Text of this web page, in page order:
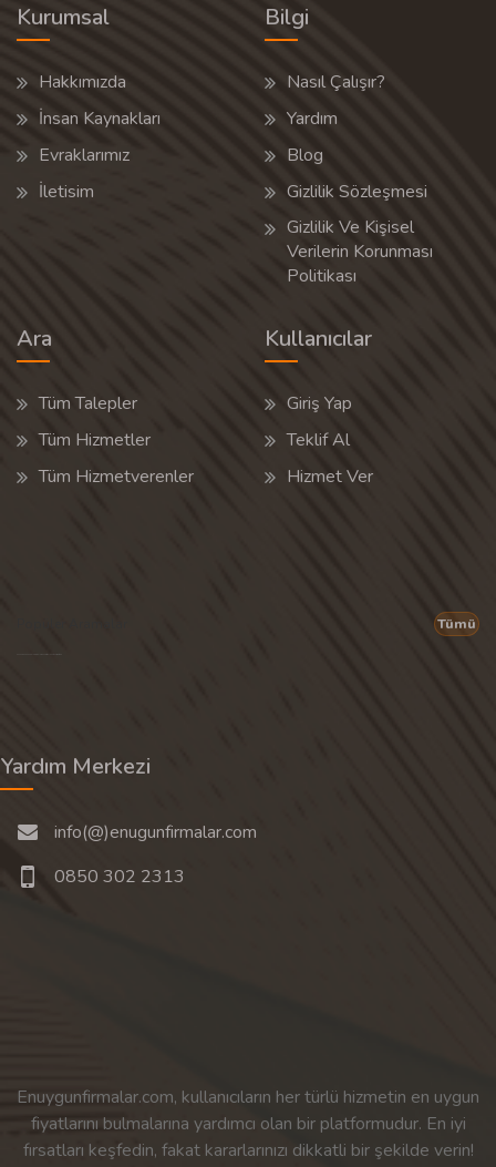
Kurumsal
Hakkımızda
İnsan Kaynakları
Evraklarımız
İletisim
Bilgi
Nasıl Çalışır?
Yardım
Blog
Gizlilik Sözleşmesi
Gizlilik Ve Kişisel
Verilerin Korunması
Politikası
Ara
Tüm Talepler
Tüm Hizmetler
Tüm Hizmetverenler
Kullanıcılar
Giriş Yap
Teklif Al
Hizmet Ver
Tümü
Yardım Merkezi
info(@)enugunfirmalar.com
0850 302 2313
Enuygunfirmalar.com, kullanıcıların her türlü hizmetin en uygun
fiyatlarını bulmalarına yardımcı olan bir platformudur. En iyi
fırsatları keşfedin, fakat kararlarınızı dikkatli bir şekilde verin!